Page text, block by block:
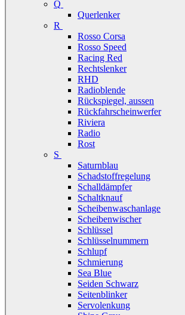
Q
Querlenker
R
Rosso Corsa
Rosso Speed
Racing Red
Rechtslenker
RHD
Radioblende
Rückspiegel, aussen
Rückfahrscheinwerfer
Riviera
Radio
Rost
S
Saturnblau
Schadstoffregelung
Schalldämpfer
Schaltknauf
Scheibenwaschanlage
Scheibenwischer
Schlüssel
Schlüsselnummern
Schlupf
Schmierung
Sea Blue
Seiden Schwarz
Seitenblinker
Servolenkung